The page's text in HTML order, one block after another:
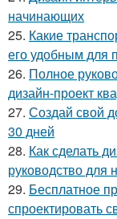
начинающих
25. Какие
его удобным для
26. Полное
дизайн-проект
27. Создай свой
30 дней
28. Как сделать
руководство для
29. Бесплатное
спроектировать